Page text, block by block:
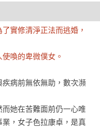
實修清淨正法而逃婚，
喚的卑微僕女。
病前無依無助，數次瀕
她在苦難面前仍一心唯
，女子色拉康卓，是真